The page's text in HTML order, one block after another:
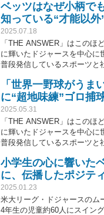
者不在の中で練習。環境より
佳穂、戸田 湧大）
ベッツはなぜ小柄で
知っている“才能以外
2025.07.18
「THE ANSWER」はこのほ
に輝いたドジャースを中心に
普段発信しているスポーツと
する。第11回は「体が小さ
サイトによると身長178セン
本塁打を放ち、屈指の万能選
由を、近くで見守るコーチ
「世界一野球がう
に“超地味練”ゴロ捕
2025.05.31
「THE ANSWER」はこのほ
に輝いたドジャースを中心に
普段発信しているスポーツと
する。第5回は「世界一軍団
インによって繰り広げられる
ーヤーの真髄が見えた。（取
小学生の心に響いた
に、伝播したポジテ
2025.01.23
米大リーグ・ドジャースのム
4年生の児童約60人にスイン